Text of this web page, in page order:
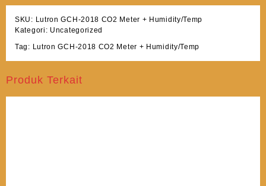
SKU: Lutron GCH-2018 CO2 Meter + Humidity/Temp
Kategori: Uncategorized
Tag: Lutron GCH-2018 CO2 Meter + Humidity/Temp
Produk Terkait